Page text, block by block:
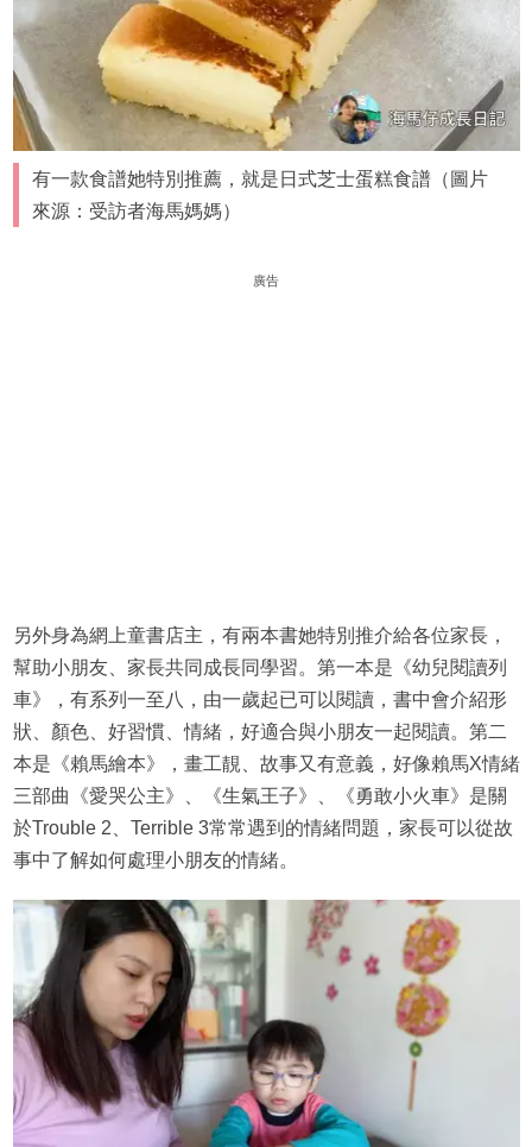
有一款食譜她特別推薦，就是日式芝士蛋糕食譜（圖片
來源：受訪者海馬媽媽）
廣告
另外身為網上童書店主，有兩本書她特別推介給各位家長，
幫助小朋友、家長共同成長同學習。第一本是《幼兒閱讀列
車》，有系列一至八，由一歲起已可以閱讀，書中會介紹形
狀、顏色、好習慣、情緒，好適合與小朋友一起閱讀。第二
本是《賴馬繪本》，畫工靚、故事又有意義，好像賴馬X情緒
三部曲《愛哭公主》、《生氣王子》、《勇敢小火車》是關
於Trouble 2、Terrible 3常常遇到的情緒問題，家長可以從故
事中了解如何處理小朋友的情緒。